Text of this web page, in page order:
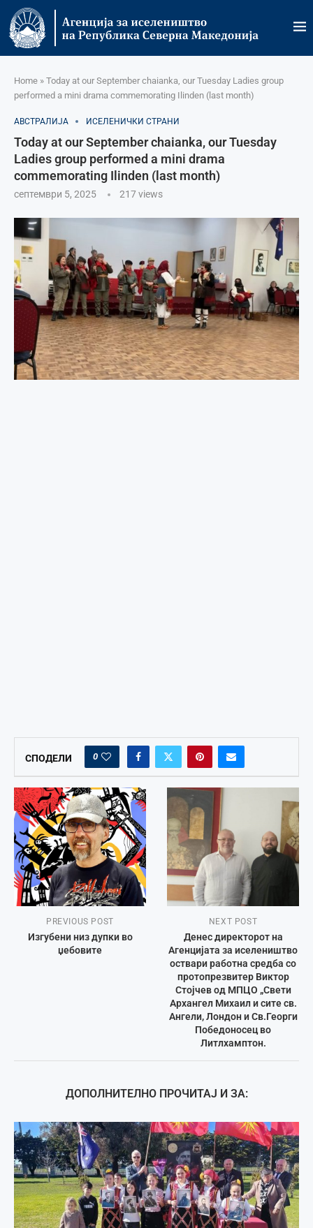
Home » Today at our September chaianka, our Tuesday Ladies group
performed a mini drama commemorating Ilinden (last month)
АВСТРАЛИЈА ИСЕЛЕНИЧКИ СТРАНИ
Today at our September chaianka, our Tuesday
Ladies group performed a mini drama
commemorating Ilinden (last month)
септември 5, 2025 217views
СПОДЕЛИ 0
PREVIOUS POST
Изгубени низ дупки во
џебовите
NEXT POST
Денес директорот на
Агенцијата за иселеништво
оствари работна средба со
протопрезвитер Виктор
Стојчев од МПЦО „Свети
Архангел Михаил и сите св.
Ангели, Лондон и Св.Георги
Победоносец во
Литлхамптон.
ДОПОЛНИТЕЛНО ПРОЧИТАЈ И ЗА: